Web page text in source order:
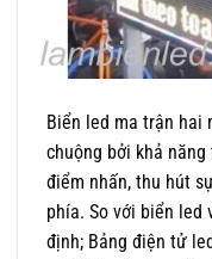
Biển led ma trận hai
chuộng bởi khả
điểm nhấn, thu hút
phía. So với biển led
định; Bảng điện tử